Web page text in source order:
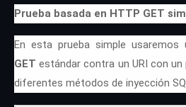
Prueba basada en HTTP GET
En esta prueba simple usaremos
GET estándar contra un URI con
diferentes métodos de inyección